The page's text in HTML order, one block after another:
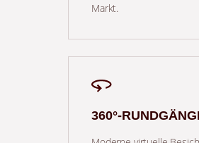
Markt.
360°-